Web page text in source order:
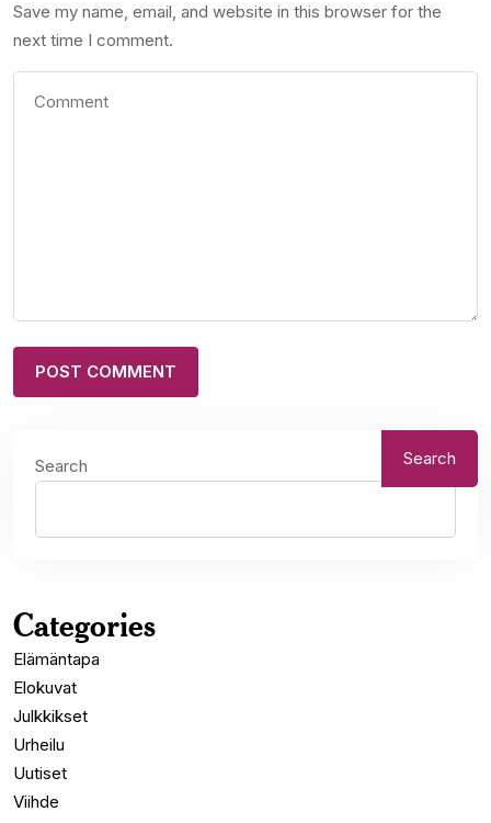
Save my name, email, and website in this browser for the
next time I comment.
Search Search
Categories
Elämäntapa
Elokuvat
Julkkikset
Urheilu
Uutiset
Viihde